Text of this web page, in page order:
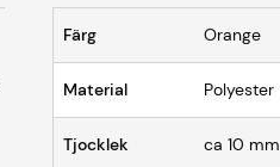
Färg Orange
Material Polyester
Tjocklek ca 10 mm